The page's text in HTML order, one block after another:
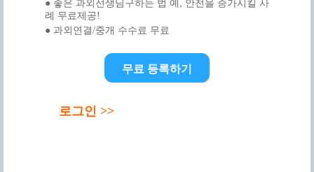
● 좋은 과외선생님구하는 법 예, 안전을 증가시킬 사
례 무료제공!
● 과외연결/중개 수수료 무료
무료 등록하기
로그인 >>